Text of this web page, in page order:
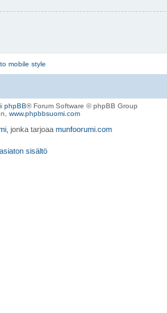
mobile style
phpBB® Forum Software © phpBB Group
www.phpbbsuomi.com
, jonka tarjoaa munfoorumi.com
sisältö